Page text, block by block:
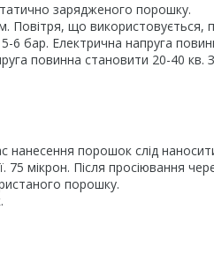
зарядженого порошку.
що використовується,
6 бар. Електрична напруга
повинна становити 20-40 кв.
нанесення порошок слід
мікрон. Після просіювання
порошку.